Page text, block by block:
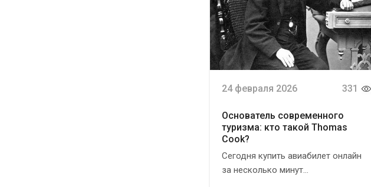
24 февраля 2026 331
Основатель современного
туризма: кто такой Thomas
Cook?
Сегодня купить авиабилет онлайн
за несколько минут...